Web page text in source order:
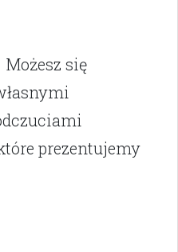
Możesz się
prezentujemy